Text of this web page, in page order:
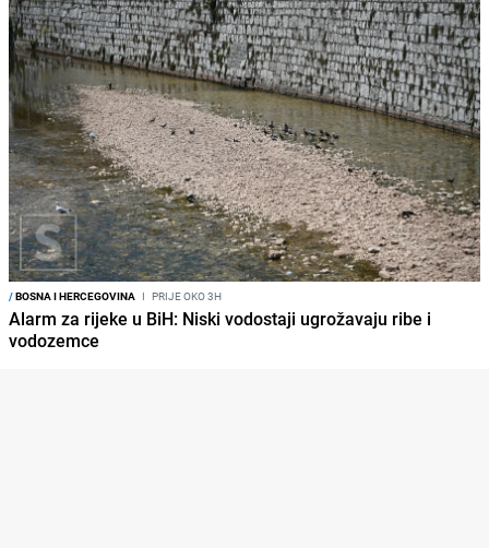
/BOSNA I HERCEGOVINA I PRIJE OKO 3H
Alarm za rijeke u BiH: Niski vodostaji ugrožavaju ribe i
vodozemce